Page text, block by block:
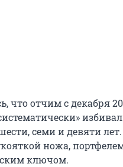
что отчим с декабря
семи и девяти
ножа,
ключом.